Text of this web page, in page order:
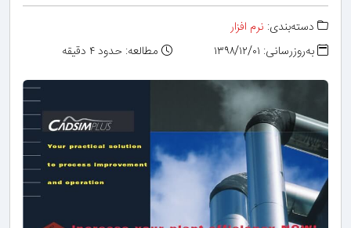
دسته‌بندی: نرم افزار
به‌روزرسانی: ۱۳۹۸/۱۲/۰۱
مطالعه: حدود ۴ دقیقه